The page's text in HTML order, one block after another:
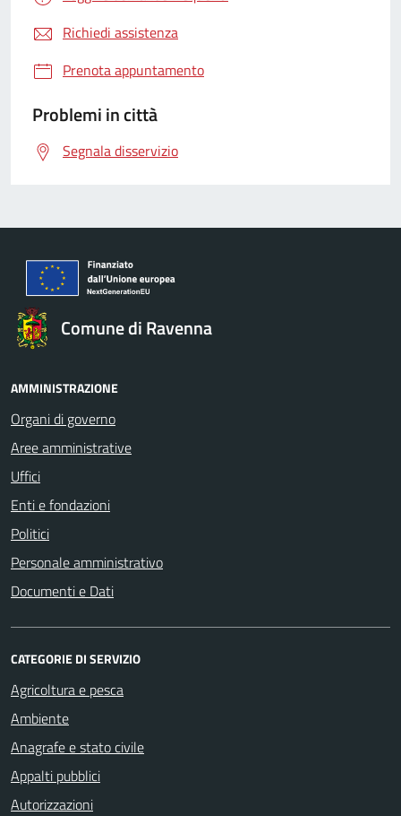
Richiedi assistenza
Prenota appuntamento
Problemi in città
Segnala disservizio
Comune di Ravenna
AMMINISTRAZIONE
Organi di governo
Aree amministrative
Uffici
Enti e fondazioni
Politici
Personale amministrativo
Documenti e Dati
CATEGORIE DI SERVIZIO
Agricoltura e pesca
Ambiente
Anagrafe e stato civile
Appalti pubblici
Autorizzazioni